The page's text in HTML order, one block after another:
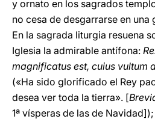
y ornato en los sagrados
no cesa de desgarrarse en
En la sagrada liturgia resuena
Iglesia la admirable antífona:
magnificatus est, cuius vultum
(«Ha sido glorificado el Rey
desea ver toda la tierra». [
1ª vísperas de las de